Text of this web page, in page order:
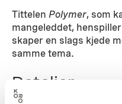
TittelenPolymer, som
mangeleddet,
skaper en slags kjede
samme tema.
Detaljer